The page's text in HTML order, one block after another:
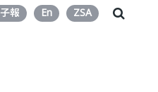
報 En ZSA